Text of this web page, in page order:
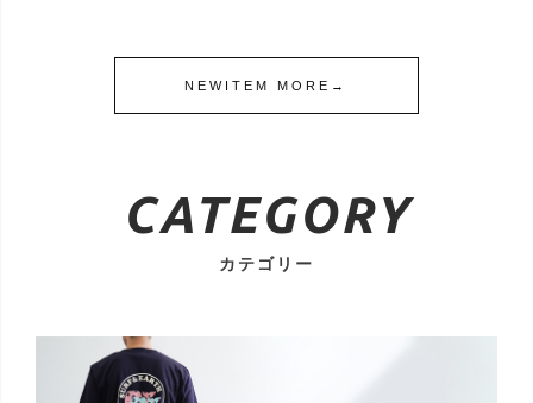
NEWITEM MORE→
CATEGORY
カテゴリー